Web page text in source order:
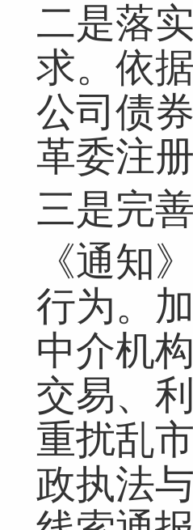
二是落
求。依
公司债
革委注册
三是完
《通知
行为。
中介机
交易、
重扰乱
政执法